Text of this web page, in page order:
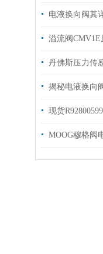
电液换向阀其
溢流阀